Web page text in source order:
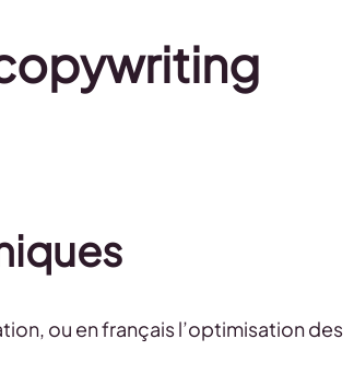
ou en français l’optimisation des